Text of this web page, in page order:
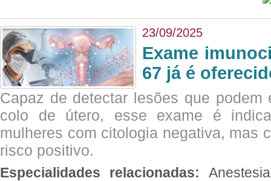
23/09/2025
Exame
67 já é
Capaz de detectar lesões que
colo de útero, esse exame é
mulheres com citologia negativa, mas
risco positivo.
Especialidades relacionadas: